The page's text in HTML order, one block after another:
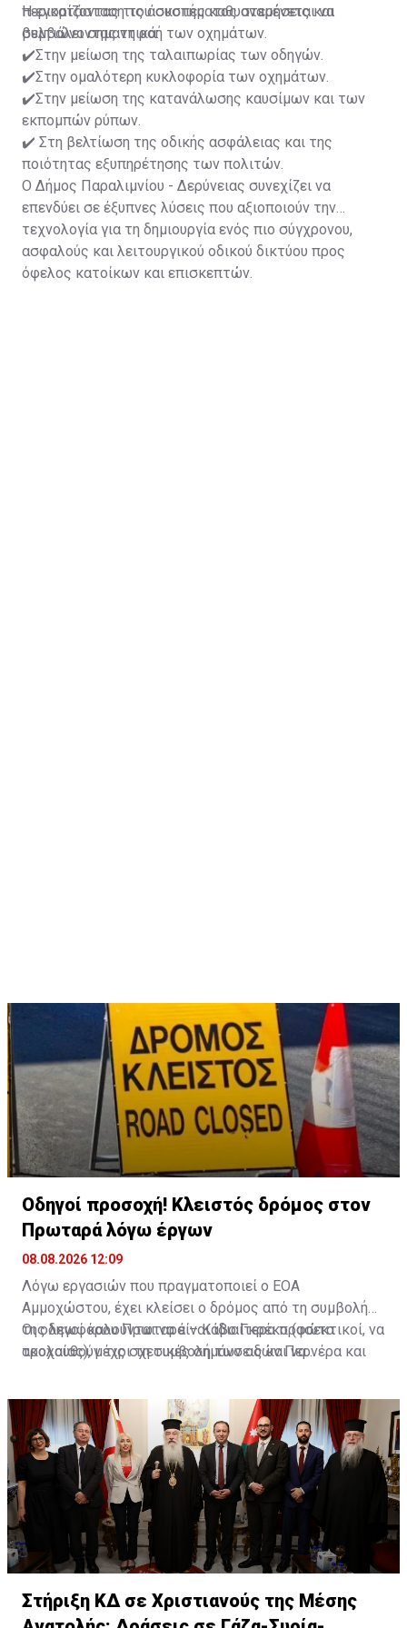
περιορίζοντας τις άσκοπες καθυστερήσεις και
βελτιώνοντας τη ροή των οχημάτων.
Η εγκατάσταση του συστήματος αναμένεται να
συμβάλει σημαντικά:
✔️Στην μείωση της ταλαιπωρίας των οδηγών.
✔️Στην ομαλότερη κυκλοφορία των οχημάτων.
✔️Στην μείωση της κατανάλωσης καυσίμων και των
εκπομπών ρύπων.
✔️ Στη βελτίωση της οδικής ασφάλειας και της
ποιότητας εξυπηρέτησης των πολιτών.
Ο Δήμος Παραλιμνίου - Δερύνειας συνεχίζει να
επενδύει σε έξυπνες λύσεις που αξιοποιούν την
τεχνολογία για τη δημιουργία ενός πιο σύγχρονου,
ασφαλούς και λειτουργικού οδικού δικτύου προς
όφελος κατοίκων και επισκεπτών.
Οδηγοί προσοχή! Κλειστός δρόμος στον
Πρωταρά λόγω έργων
08.08.2026 12:09
Λόγω εργασιών που πραγματοποιεί ο ΕΟΑ
Αμμοχώστου, έχει κλείσει ο δρόμος από τη συμβολή
της λεωφόρου Πρωταρά – Κάβο Γκρέκο (φώτα
τροχαίας), μέχρι τη συμβολή των οδών Περνέρα και
Οι οδηγοί καλούνται να είναι ιδιαίτερα προσεκτικοί, να
ακολουθούν τις σχετικές σημάνσεις και να
Στήριξη ΚΔ σε Χριστιανούς της Μέσης